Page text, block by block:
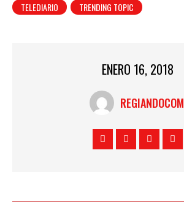
TELEDIARIO
TRENDING TOPIC
ENERO 16, 2018
REGIANDOCOM